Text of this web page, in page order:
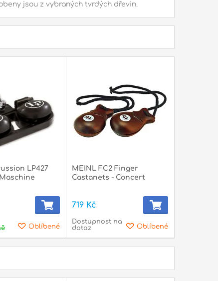
jsou z vybraných tvrdých dřevin.
LP427
Oblíbené
MEINL FC2 Finger
Castanets - Concert
719 Kč
Oblíbené
Dostupnost na
dotaz